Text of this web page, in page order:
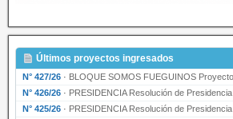
Últimos proyectos ingresados
N° 427/26 · BLOQUE SOMOS FUEGUINOS Proyecto de Declaración
N° 426/26 · PRESIDENCIA Resolución de Presidencia N° 216/26
N° 425/26 · PRESIDENCIA Resolución de Presidencia N° 212/26